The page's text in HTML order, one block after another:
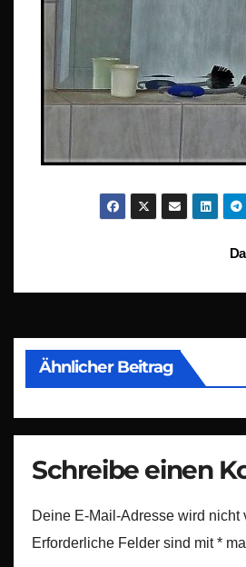
Ähnlicher Beitrag
Schreibe einen
Deine E-Mail-Adresse wird nicht
Erforderliche Felder sind mit*